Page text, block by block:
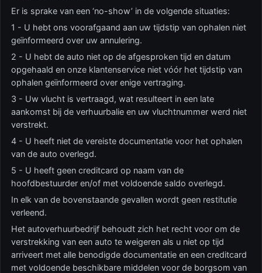
Er is sprake van een ‘no-show’ in de volgende situaties:
1 - U hebt ons voorafgaand aan uw tijdstip van ophalen niet
geïnformeerd over uw annulering.
2 - U hebt de auto niet op de afgesproken tijd en datum
opgehaald en onze klantenservice niet vóór het tijdstip van
ophalen geïnformeerd over enige vertraging.
3 - Uw vlucht is vertraagd, wat resulteert in een late
aankomst bij de verhuurbalie en uw vluchtnummer werd niet
verstrekt.
4 - U heeft niet de vereiste documentatie voor het ophalen
van de auto overlegd.
5 - U heeft geen creditcard op naam van de
hoofdbestuurder en/of met voldoende saldo overlegd.
In elk van de bovenstaande gevallen wordt geen restitutie
verleend.
Het autoverhuurbedrijf behoudt zich het recht voor om de
verstrekking van een auto te weigeren als u niet op tijd
arriveert met alle benodigde documentatie en een creditcard
met voldoende beschikbare middelen voor de borgsom van